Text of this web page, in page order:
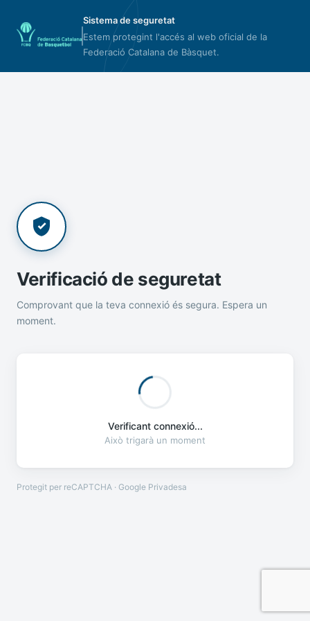
Sistema de seguretat
Estem protegint l'accés al web oficial de la
Federació Catalana de Bàsquet.
Verificació de seguretat
Comprovant que la teva connexió és segura. Espera un
moment.
Verificant connexió...
Això trigarà un moment
Protegit per reCAPTCHA · Google Privadesa